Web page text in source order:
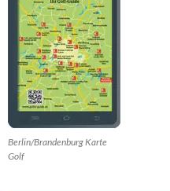
Berlin/Brandenburg Karte
Golf